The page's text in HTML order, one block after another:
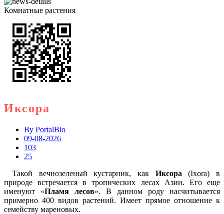
Комнатные растения
Иксора
By PortalBio
09-08-2026
103
25
Такой вечнозеленый кустарник, как Иксора (Ixora) в
природе встречается в тропических лесах Азии. Его еще
именуют «Пламя лесов». В данном роду насчитывается
примерно 400 видов растений. Имеет прямое отношение к
семейству мареновых.